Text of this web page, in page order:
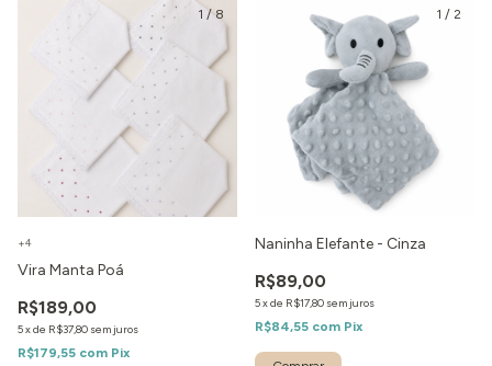
1 /8
Vira Manta Poá
R$189,00
5xde R$37,80 sem juros
R$179,55 com Pix
+4
1 / 2
Naninha Elefante - Cinza
R$89,00
5xde R$17,80 sem juros
R$84,55 com Pix